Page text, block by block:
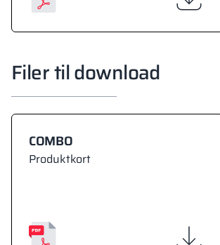
Filer til download
COMBO
Produktkort